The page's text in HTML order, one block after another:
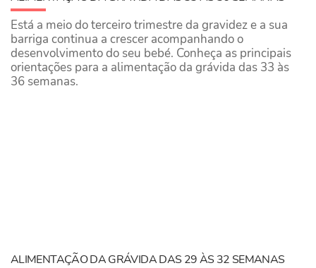
Está a meio do terceiro trimestre da gravidez e a sua
barriga continua a crescer acompanhando o
desenvolvimento do seu bebé. Conheça as principais
orientações para a alimentação da grávida das 33 às
36 semanas.
ALIMENTAÇÃO DA GRÁVIDA DAS 29 ÀS 32 SEMANAS